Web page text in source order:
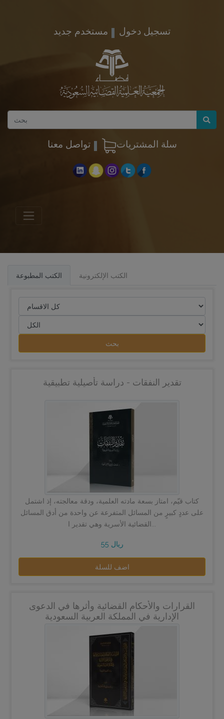
مستخدم جديد تسجيل دخول
تواصل معنا سلة المشتريات
الكتب المطبوعة الكتب الإلكترونية
بحث
تقدير النفقات - دراسة تأصيلية تطبيقية
كتاب قيّم، امتاز بسعة مادته العلمية، ودقة معالجته، إذ اشتمل
على عددٍ كبيرٍ من المسائل المتفرعة عن واحدة من أدق المسائل
55 ريال
اضف للسلة
القرارات والأحكام القضائية وأثرها في الدعوى
الإدارية في المملكة العربية السعودية